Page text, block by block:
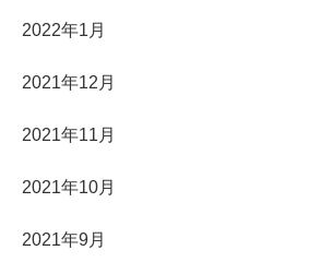
2022年1月
2021年12月
2021年11月
2021年10月
2021年9月